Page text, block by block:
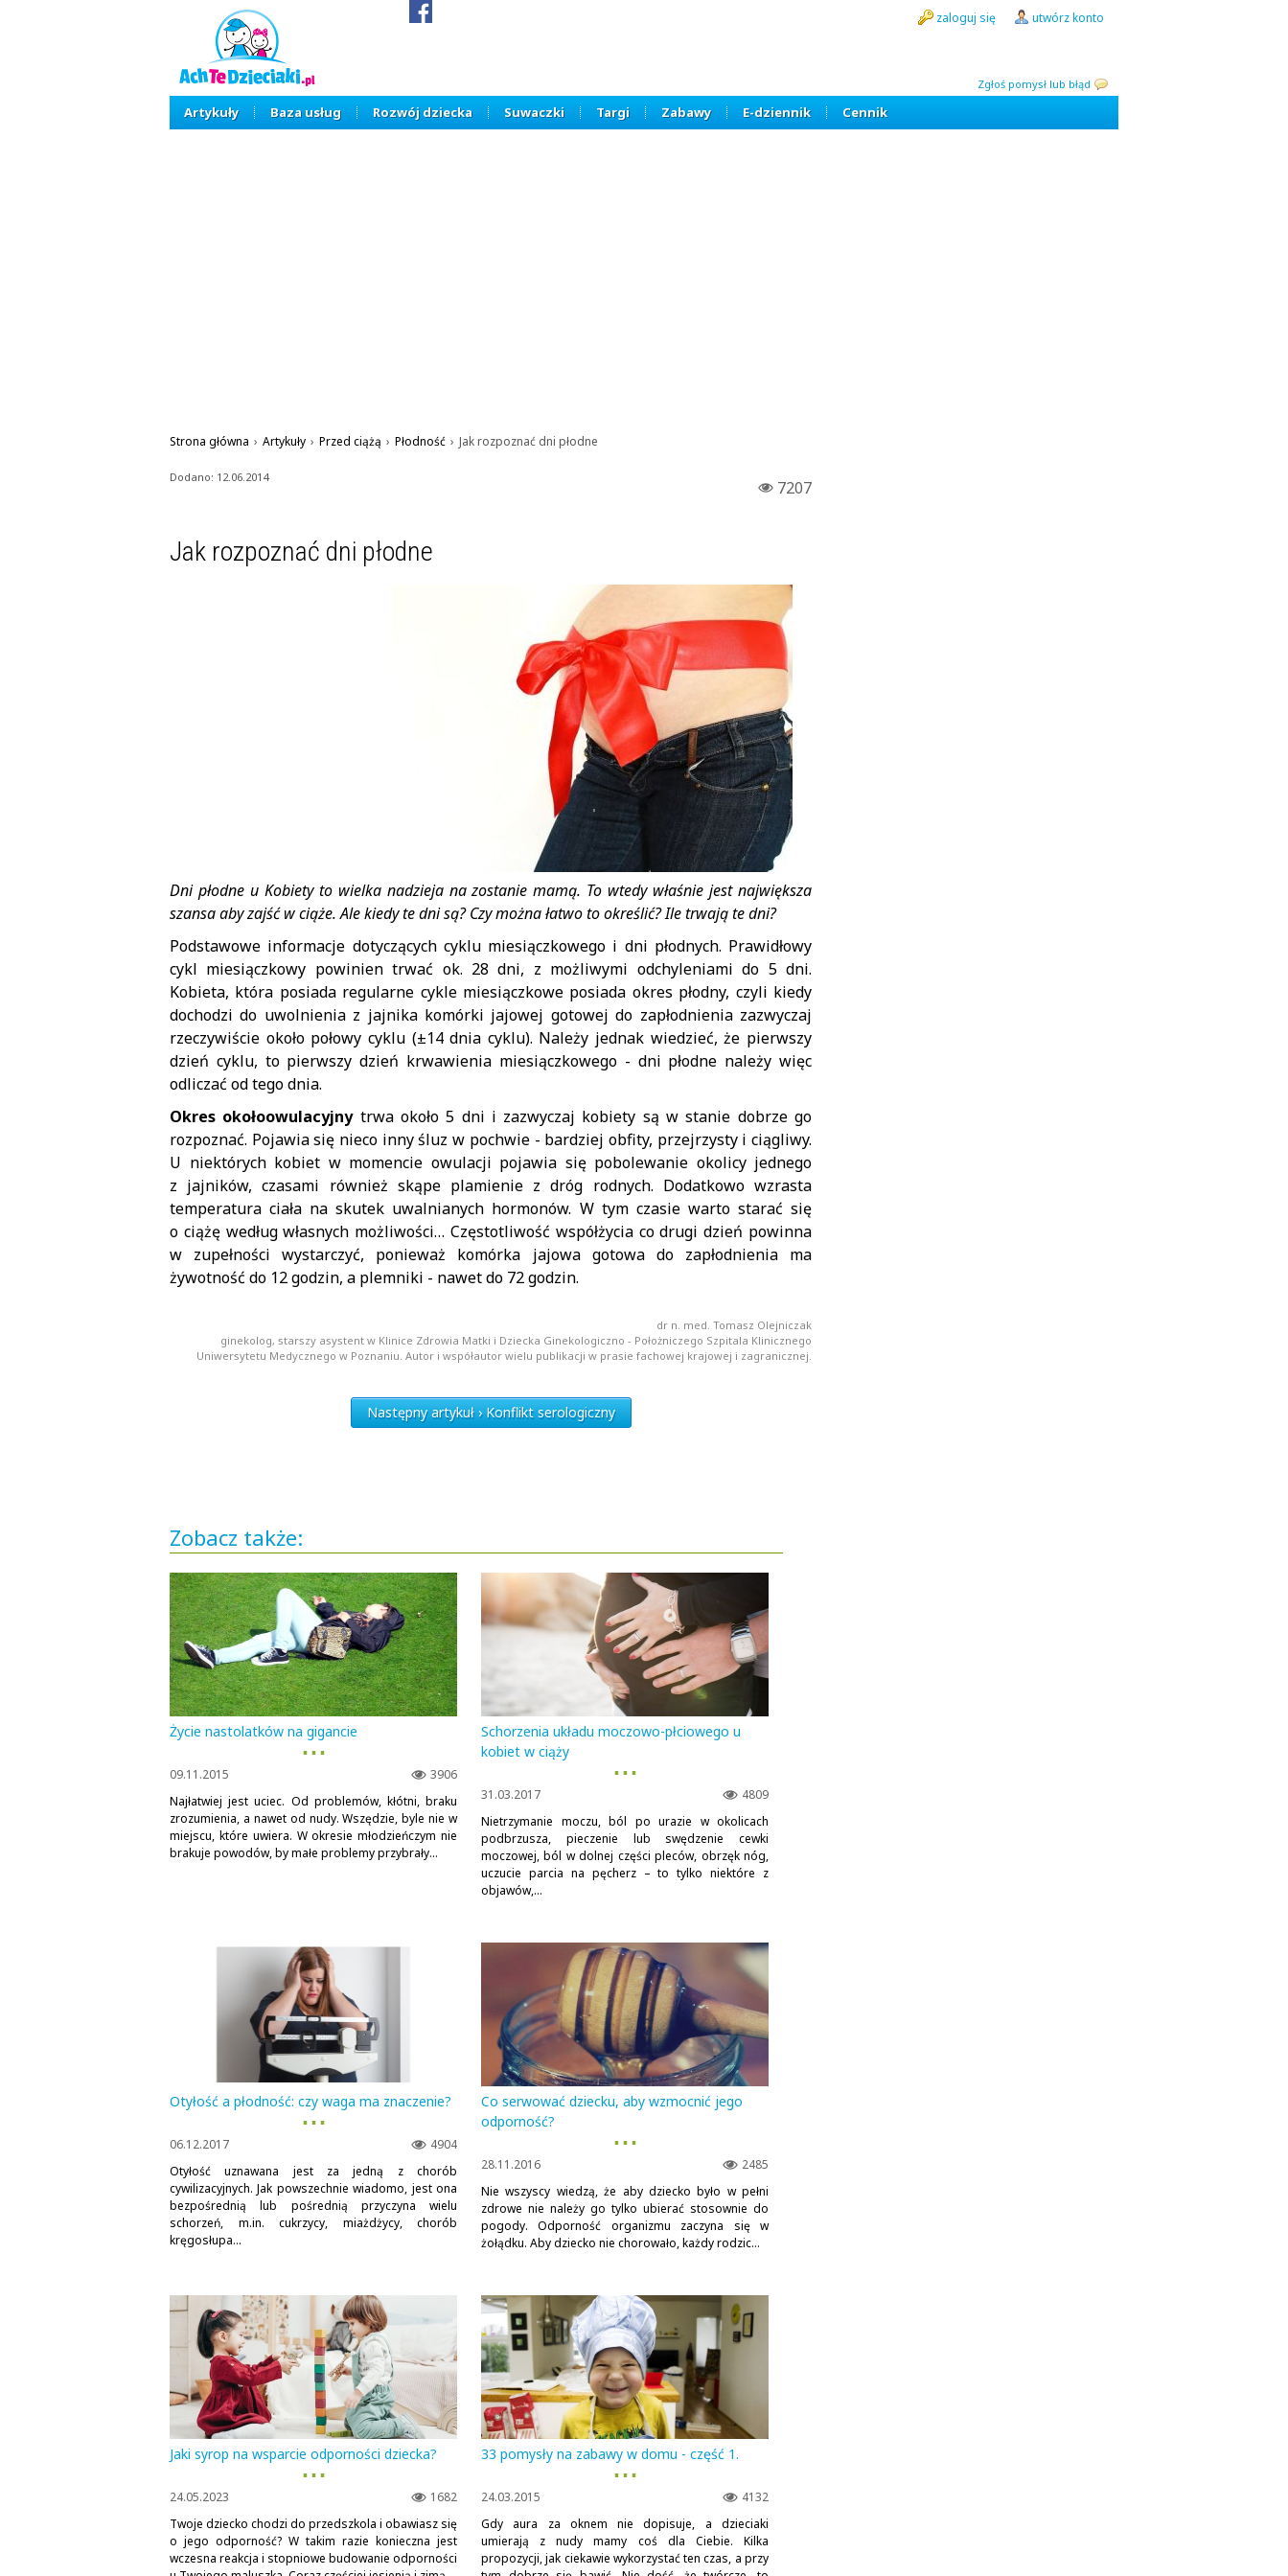
Zgłoś pomysł lub błąd
zaloguj się utwórz konto
Artykuły Baza usług Rozwój dziecka Suwaczki Targi Zabawy E-dziennik Cennik
Strona główna › Artykuły › Przed ciążą › Płodność › Jak rozpoznać dni płodne
7207
Dodano: 12.06.2014
Jak rozpoznać dni płodne
Dni płodne u Kobiety to wielka nadzieja na zostanie mamą. To wtedy właśnie jest największa
szansa aby zajść w ciąże. Ale kiedy te dni są? Czy można łatwo to określić? Ile trwają te dni?
Podstawowe informacje dotyczących cyklu miesiączkowego i dni płodnych. Prawidłowy
cykl miesiączkowy powinien trwać ok. 28 dni, z możliwymi odchyleniami do 5 dni.
Kobieta, która posiada regularne cykle miesiączkowe posiada okres płodny, czyli kiedy
dochodzi do uwolnienia z jajnika komórki jajowej gotowej do zapłodnienia zazwyczaj
rzeczywiście około połowy cyklu (±14 dnia cyklu). Należy jednak wiedzieć, że pierwszy
dzień cyklu, to pierwszy dzień krwawienia miesiączkowego - dni płodne należy więc
odliczać od tego dnia.
Okres okołoowulacyjnytrwa około 5 dni i zazwyczaj kobiety są w stanie dobrze go
rozpoznać. Pojawia się nieco inny śluz w pochwie - bardziej obfity, przejrzysty i ciągliwy.
U niektórych kobiet w momencie owulacji pojawia się pobolewanie okolicy jednego
z jajników, czasami również skąpe plamienie z dróg rodnych. Dodatkowo wzrasta
temperatura ciała na skutek uwalnianych hormonów. W tym czasie warto starać się
o ciążę według własnych możliwości… Częstotliwość współżycia co drugi dzień powinna
w zupełności wystarczyć, ponieważ komórka jajowa gotowa do zapłodnienia ma
żywotność do 12 godzin, a plemniki - nawet do 72 godzin.
dr n. med. Tomasz Olejniczak
ginekolog, starszy asystent w Klinice Zdrowia Matki i Dziecka Ginekologiczno - Położniczego Szpitala Klinicznego
Uniwersytetu Medycznego w Poznaniu. Autor i współautor wielu publikacji w prasie fachowej krajowej i zagranicznej.
Następny artykuł › Konflikt serologiczny
Zobacz także:
Życie nastolatków na gigancie
▪ ▪ ▪
3906
09.11.2015
Najłatwiej jest uciec. Od problemów, kłótni, braku
zrozumienia, a nawet od nudy. Wszędzie, byle nie w
miejscu, które uwiera. W okresie młodzieńczym nie
brakuje powodów, by małe problemy przybrały...
Schorzenia układu moczowo-płciowego u
kobiet w ciąży
▪ ▪ ▪
4809
31.03.2017
Nietrzymanie moczu, ból po urazie w okolicach
podbrzusza, pieczenie lub swędzenie cewki
moczowej, ból w dolnej części pleców, obrzęk nóg,
uczucie parcia na pęcherz – to tylko niektóre z
objawów,...
Otyłość a płodność: czy waga ma znaczenie?
▪ ▪ ▪
4904
06.12.2017
Otyłość uznawana jest za jedną z chorób
cywilizacyjnych. Jak powszechnie wiadomo, jest ona
bezpośrednią lub pośrednią przyczyna wielu
schorzeń, m.in. cukrzycy, miażdżycy, chorób
kręgosłupa...
Co serwować dziecku, aby wzmocnić jego
odporność?
▪ ▪ ▪
2485
28.11.2016
Nie wszyscy wiedzą, że aby dziecko było w pełni
zdrowe nie należy go tylko ubierać stosownie do
pogody. Odporność organizmu zaczyna się w
żołądku. Aby dziecko nie chorowało, każdy rodzic...
Jaki syrop na wsparcie odporności dziecka?
▪ ▪ ▪
1682
24.05.2023
Twoje dziecko chodzi do przedszkola i obawiasz się
o jego odporność? W takim razie konieczna jest
wczesna reakcja i stopniowe budowanie odporności
33 pomysły na zabawy w domu - część 1.
▪ ▪ ▪
4132
24.03.2015
Gdy aura za oknem nie dopisuje, a dzieciaki
umierają z nudy mamy coś dla Ciebie. Kilka
propozycji, jak ciekawie wykorzystać ten czas, a przy